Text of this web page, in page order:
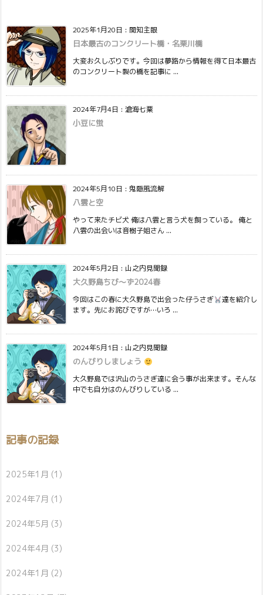
2025年1月20日 : 関知主眼
日本最古のコンクリート橋・名栗川橋
大変お久しぶりです。今回は夢路から情報を得て日本最古
のコンクリート製の橋を記事に ...
2024年7月4日 : 滄海七粟
小豆に蛍
2024年5月10日 : 鬼隠風流解
八雲と空
やって来たチビ犬 俺は八雲と言う犬を飼っている。 俺と
八雲の出会いは音樹子姐さん ...
2024年5月2日 : 山之内見聞録
大久野島ちび〜ず2024春
今回はこの春に大久野島で出会った仔うさぎ
達を紹介し
ます。先にお詫びですが…いろ ...
2024年5月1日 : 山之内見聞録
のんびりしましょう
大久野島では沢山のうさぎ達に会う事が出来ます。そんな
中でも自分はのんびりしている ...
記事の記録
2025年1月 (1)
2024年7月 (1)
2024年5月 (3)
2024年4月 (3)
2024年1月 (2)